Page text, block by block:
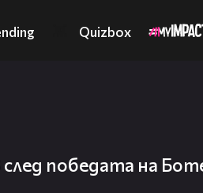
Quizbox
победата на